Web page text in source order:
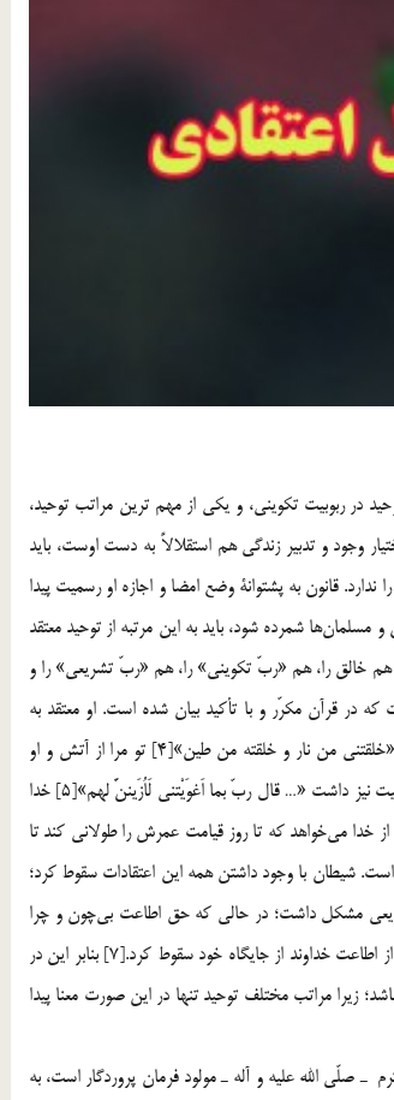
در ربوبیت تکوینی، و یکی از مهم ترین مراتب توحید،
وجود و تدبير زندگي هم استقلالاً به دست اوست، بايد
قانون به پشتوانة وضع امضا و اجازه او رسميت پيدا
و مسلمان‌ها شمرده شود، بايد به اين مرتبه از توحيد معتقد
هم خالق را، هم «ربّ تكويني» را، هم «ربّ تشريعي» را و
است كه در قرآن مكرّر و با تأکيد بيان شده است. او معتقد به
خالقيت خداوند بود؛ زيرا وقتي خداوند به او فرمود چرا به آدم سجده نکردي؟ مي‌گويد: «خلقتني من نار و خلقته من طين»[4] تو مرا از آتش و او
(آدم) را از گِل آفريدي، من از او بهترم چرا براي او سجده کنم؟» همچنين اعتقاد به ربوبيت نيز داشت «… قال ربّ بما اَغوَيْتني لَاُزَيننَّ لهم»[5] خدا
عنوان ربّ ياد مي‌كند. در جاي ديگر آمده است: «ربّ فانظرني الي يوم يبعثون»[6] از خدا مي‌‌خواهد که تا روز قيامت عمرش را طولاني كند تا
شيطان با وجود داشتن همه اين اعتقادات سقوط کرد؛
مشكل داشت؛ در حالي که حق اطاعت بي‌چون و چرا
مال خداست وقتي امر مي‌كند بايد اطاعت شود؛ در نتيجه ابليس فقط به خاطر سرپيچي از اطاعت خداوند از جايگاه خود سقوط کرد.[7] بنابر اين در
زيرا مراتب مختلف توحيد تنها در اين صورت معنا پيدا
صلّي الله عليه و آله ـ مولود فرمان پروردگار است، به